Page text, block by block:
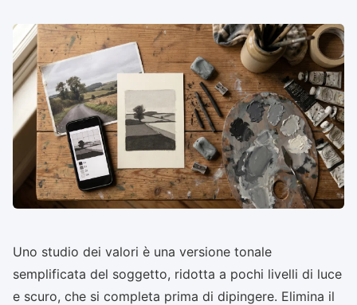
Uno studio dei valori è una versione tonale
semplificata del soggetto, ridotta a pochi livelli di luce
e scuro, che si completa prima di dipingere. Elimina il